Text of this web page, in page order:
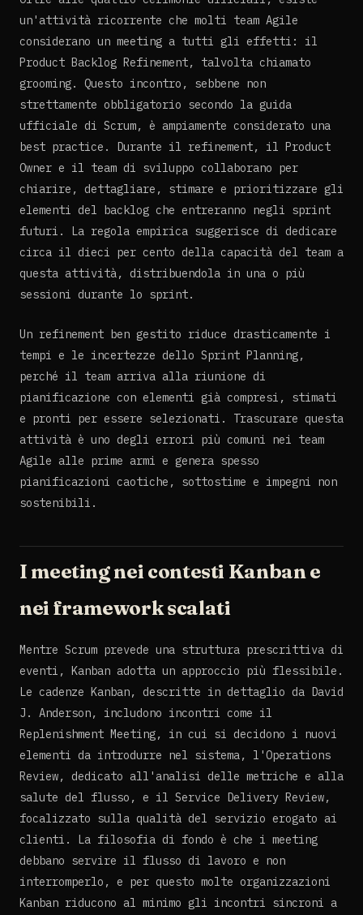
un'attività ricorrente che molti team Agile
considerano un meeting a tutti gli effetti: il
Product Backlog Refinement, talvolta chiamato
grooming. Questo incontro, sebbene non
strettamente obbligatorio secondo la guida
ufficiale di Scrum, è ampiamente considerato una
best practice. Durante il refinement, il Product
Owner e il team di sviluppo collaborano per
chiarire, dettagliare, stimare e prioritizzare gli
elementi del backlog che entreranno negli sprint
futuri. La regola empirica suggerisce di dedicare
circa il dieci per cento della capacità del team a
questa attività, distribuendola in una o più
sessioni durante lo sprint.
Un refinement ben gestito riduce drasticamente i
tempi e le incertezze dello Sprint Planning,
perché il team arriva alla riunione di
pianificazione con elementi già compresi, stimati
e pronti per essere selezionati. Trascurare questa
attività è uno degli errori più comuni nei team
Agile alle prime armi e genera spesso
pianificazioni caotiche, sottostime e impegni non
sostenibili.
I meeting nei contesti Kanban e
nei framework scalati
Mentre Scrum prevede una struttura prescrittiva di
eventi, Kanban adotta un approccio più flessibile.
Le cadenze Kanban, descritte in dettaglio da David
J. Anderson, includono incontri come il
Replenishment Meeting, in cui si decidono i nuovi
elementi da introdurre nel sistema, l'Operations
Review, dedicato all'analisi delle metriche e alla
salute del flusso, e il Service Delivery Review,
focalizzato sulla qualità del servizio erogato ai
clienti. La filosofia di fondo è che i meeting
debbano servire il flusso di lavoro e non
interromperlo, e per questo molte organizzazioni
Kanban riducono al minimo gli incontri sincroni a